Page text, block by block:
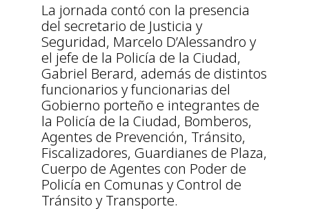
La jornada contó con la presencia
del secretario de Justicia y
Seguridad, Marcelo D’Alessandro y
el jefe de la Policía de la Ciudad,
Gabriel Berard, además de distintos
funcionarios y funcionarias del
Gobierno porteño e integrantes de
la Policía de la Ciudad, Bomberos,
Agentes de Prevención, Tránsito,
Fiscalizadores, Guardianes de Plaza,
Cuerpo de Agentes con Poder de
Policía en Comunas y Control de
Tránsito y Transporte.